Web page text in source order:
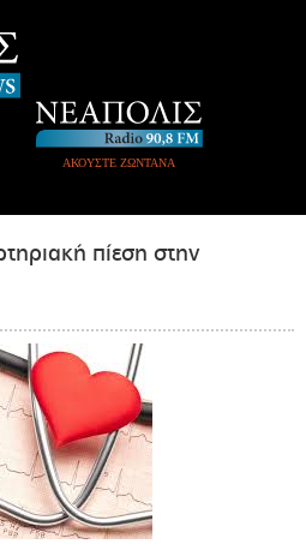
ΑΚΟΥΣΤΕ ΖΩΝΤΑΝΑ
πίεση στην